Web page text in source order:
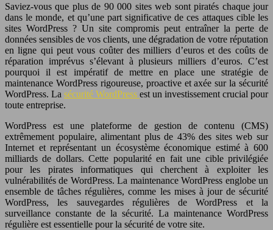
Saviez-vous que plus de 90 000 sites web sont piratés chaque jour
dans le monde, et qu’une part significative de ces attaques cible les
sites WordPress ? Un site compromis peut entraîner la perte de
données sensibles de vos clients, une dégradation de votre réputation
en ligne qui peut vous coûter des milliers d’euros et des coûts de
réparation imprévus s’élevant à plusieurs milliers d’euros. C’est
pourquoi il est impératif de mettre en place une stratégie de
maintenance WordPress rigoureuse, proactive et axée sur la sécurité
WordPress. La sécurité WordPress est un investissement crucial pour
toute entreprise.
WordPress est une plateforme de gestion de contenu (CMS)
extrêmement populaire, alimentant plus de 43% des sites web sur
Internet et représentant un écosystème économique estimé à 600
milliards de dollars. Cette popularité en fait une cible privilégiée
pour les pirates informatiques qui cherchent à exploiter les
vulnérabilités de WordPress. La maintenance WordPress englobe un
ensemble de tâches régulières, comme les mises à jour de sécurité
WordPress, les sauvegardes régulières de WordPress et la
surveillance constante de la sécurité. La maintenance WordPress
régulière est essentielle pour la sécurité de votre site.